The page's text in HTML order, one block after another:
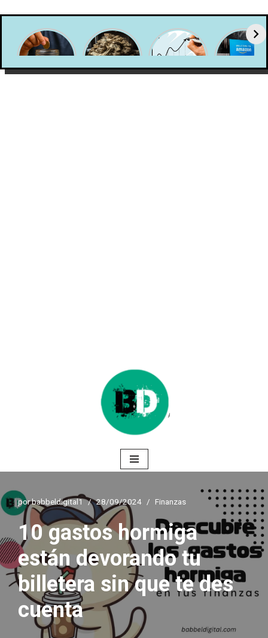
Estudio
Diagnóstico
capacidades
¿Tu
percepción
es realista?
¿Qué es un
portafolio
inversión y
SLA y
Amazon
campaña
porbabbeldigital1 28/09/2024 Finanzas
10 gastos hormiga
están devorando tu
billetera sin que te des
cuenta